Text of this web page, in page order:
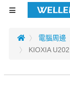
電腦周邊
KIOXIA